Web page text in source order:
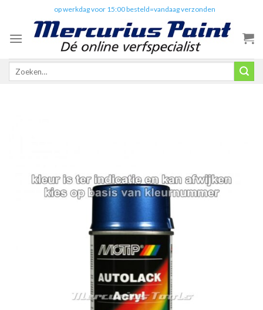
content
op werkdag voor 15:00 besteld=vandaag verzonden
Zoeken